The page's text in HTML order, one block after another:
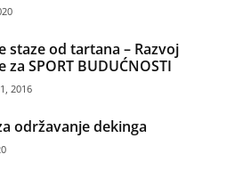
staze od tartana – Razvoj
za SPORT BUDUĆNOSTI
2016
održavanje dekinga